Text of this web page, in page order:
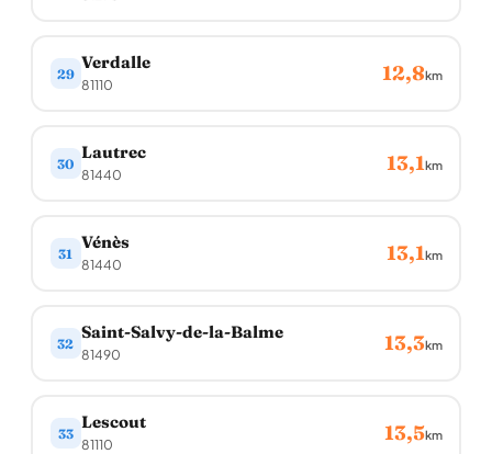
29
Verdalle
81110 12,8km
30
Lautrec
81440 13,1km
31
Vénès
81440 13,1km
32
Saint-Salvy-de-la-Balme
81490 13,3km
33
Lescout
81110 13,5km